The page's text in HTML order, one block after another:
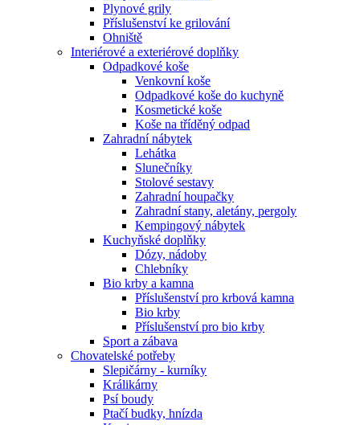
Plynové grily
Příslušenství ke grilování
Ohniště
Interiérové a exteriérové doplňky
Odpadkové koše
Venkovní koše
Odpadkové koše do kuchyně
Kosmetické koše
Koše na tříděný odpad
Zahradní nábytek
Lehátka
Slunečníky
Stolové sestavy
Zahradní houpačky
Zahradní stany, aletány, pergoly
Kempingový nábytek
Kuchyňské doplňky
Dózy, nádoby
Chlebníky
Bio krby a kamna
Příslušenství pro krbová kamna
Bio krby
Příslušenství pro bio krby
Sport a zábava
Chovatelské potřeby
Slepičárny - kurníky
Králikárny
Psí boudy
Ptačí budky, hnízda